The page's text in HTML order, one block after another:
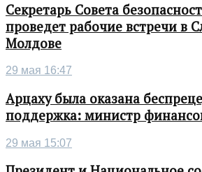
Секретарь Совета
проведет рабочие встречи в
Молдове
29 мая 16:47
Арцаху была оказана
поддержка: министр
29 мая 15:07